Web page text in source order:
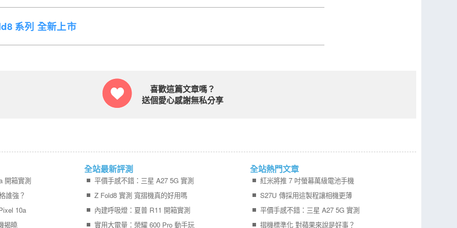
系列 全新上市
喜歡這篇文章嗎？
送個愛心感謝無私分享
開箱實測
誰強？
10a
揭曉
全站最新評測
平價手感不錯：三星 A27 5G 實測
Z Fold8 實測 寬摺機真的好用嗎
內建呼吸燈：夏普 R11 開箱實測
實用大電量：榮耀 600 Pro 動手玩
全站熱門文章
紅米將推 7 吋螢幕萬級電池手機
S27U 傳採用這製程讓相機更薄
平價手感不錯：三星 A27 5G 實測
摺機標準化 對蘋果來說是好事？